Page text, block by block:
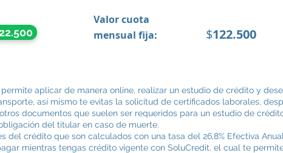
Valor cuota
mensual fija: $122.500
aplicar de manera online, realizar un estudio de crédito y
así mismo te evitas la solicitud de certificados laborales,
documentos que suelen ser requeridos para un estudio de
del titular en caso de muerte.
del crédito que son calculados con una tasa del 26,8% Efectiva
mientras tengas crédito vigente con SoluCredit, el cual te